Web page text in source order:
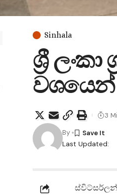
Sinhala
ශ්‍රී
වශයෙන්
Last Updated:
By
3